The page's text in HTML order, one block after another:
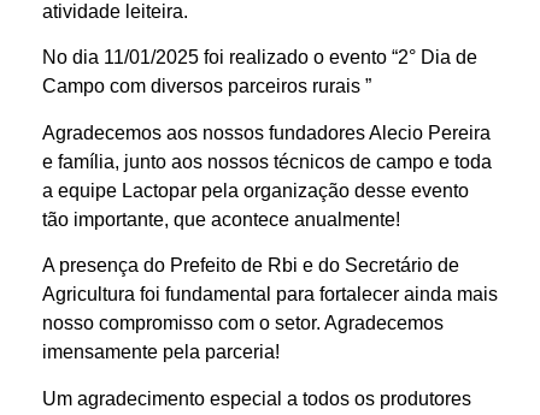
atividade leiteira.
No dia 11/01/2025 foi realizado o evento “2° Dia de
Campo com diversos parceiros rurais ”
Agradecemos aos nossos fundadores Alecio Pereira
e família, junto aos nossos técnicos de campo e toda
a equipe Lactopar pela organização desse evento
tão importante, que acontece anualmente!
A presença do Prefeito de Rbi e do Secretário de
Agricultura foi fundamental para fortalecer ainda mais
nosso compromisso com o setor. Agradecemos
imensamente pela parceria!
Um agradecimento especial a todos os produtores